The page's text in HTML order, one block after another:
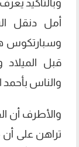
وبالتأكيد
أمل دنقل
وسبارتكوس هو
قبل
والناس بأحمد
والأطرف أن
تراهن على